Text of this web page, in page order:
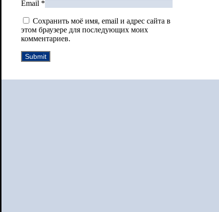
Email *
Сохранить моё имя, email и адрес сайта в
этом браузере для последующих моих
комментариев.